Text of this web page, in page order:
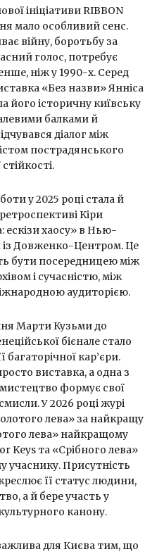
ініціативи RIBBON
мало особливий сенс.
війну, боротьбу за
голос, потребує
ніж у 1990-х. Серед
«Без назви» Янніса
його історичну київську
балками й
діалог між
пострадянського
у 2025 році стала й
Кіри
ескізи хаосу» в Нью-
із Довженко-Центром. Це
бути посередницею між
і сучасністю, між
аудиторією.
Марти Кузьми до
бієнале стало
кар’єри.
виставка, а одна з
формує свої
У 2026 році журі
лева» за найкращу
лева» найкращому
Keys та «Срібного лева»
учаснику. Присутність
її статус людини,
а й бере участь у
канону.
для Києва тим, що